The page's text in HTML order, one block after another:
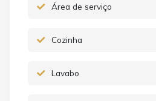
Área de serviço
Cozinha
Lavabo